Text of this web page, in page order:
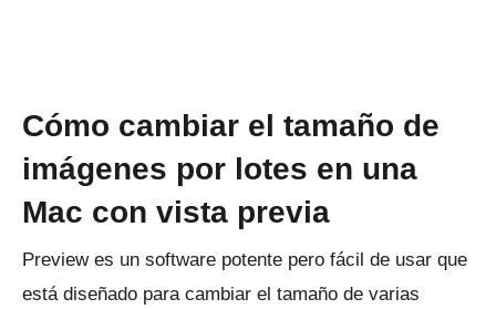
Cómo cambiar el tamaño de
imágenes por lotes en una
Mac con vista previa
Preview es un software potente pero fácil de usar que
está diseñado para cambiar el tamaño de varias